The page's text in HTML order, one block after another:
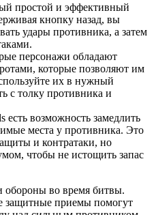
простой и эффективный
кнопку назад, вы
удары противника, а затем
персонажи обладают
которые позволяют им
их в нужный
с толку противника и
возможность замедлить
места у противника. Это
и контратаки, но
чтобы не истощить запас
обороны во время битвы.
защитные приемы помогут